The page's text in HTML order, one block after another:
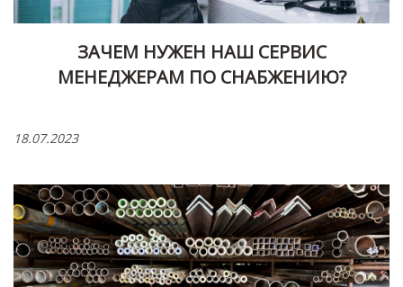
ЗАЧЕМ НУЖЕН НАШ СЕРВИС
МЕНЕДЖЕРАМ ПО СНАБЖЕНИЮ?
18.07.2023